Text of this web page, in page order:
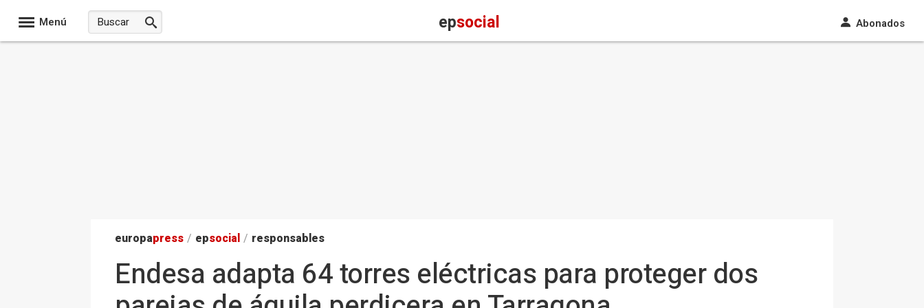
Menú epsocial Abonados
europapress / epsocial / responsables
Endesa adapta 64 torres eléctricas para proteger dos